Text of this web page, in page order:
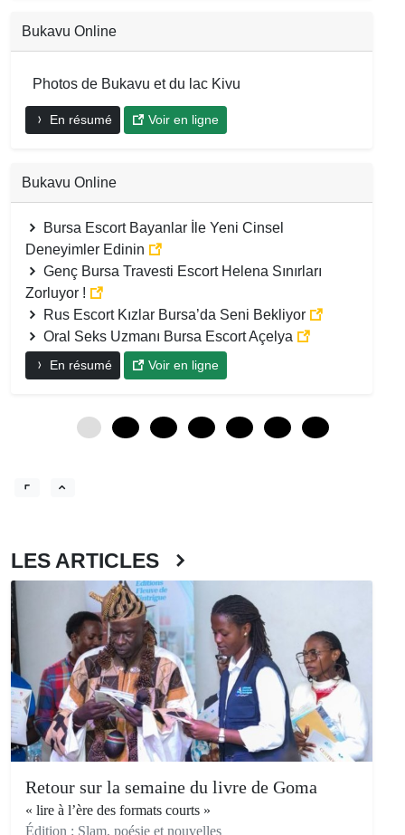
Bukavu Online
Photos de Bukavu et du lac Kivu
En résumé Voir en ligne
Bukavu Online
Bursa Escort Bayanlar İle Yeni Cinsel
Deneyimler Edinin
Genç Bursa Travesti Escort Helena Sınırları
Zorluyor !
Rus Escort Kızlar Bursa’da Seni Bekliyor
Oral Seks Uzmanı Bursa Escort Açelya
En résumé Voir en ligne
LES ARTICLES
Retour sur la semaine du livre de Goma
« lire à l’ère des formats courts »
Édition : Slam, poésie et nouvelles